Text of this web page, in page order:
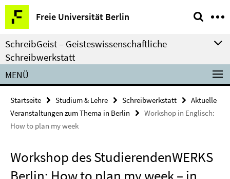
Springe
direkt
zu
Inhalt
Freie Universität Berlin
Service-
Navigation
SchreibGeist – Geisteswissenschaftliche
Schreibwerkstatt
MENÜ
Startseite Studium & Lehre Schreibwerkstatt
Aktuelle
Veranstaltungen zum Thema in Berlin
Workshop in Englisch:
How to plan my week
Workshop des StudierendenWERKS
Berlin: How to plan my week – in